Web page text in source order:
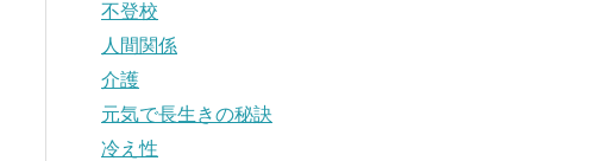
不登校
人間関係
介護
元気で長生きの秘訣
冷え性